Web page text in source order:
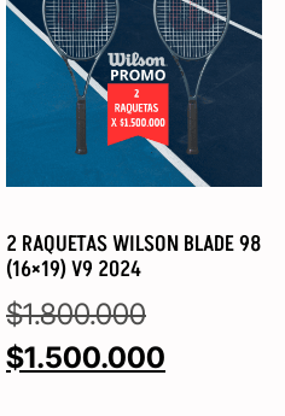
2 RAQUETAS WILSON BLADE 98
(16×19) V9 2024
$1.800.000
$1.500.000